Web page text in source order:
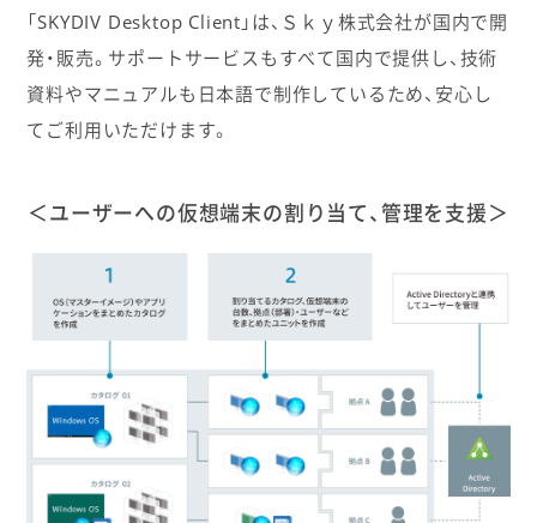
「SKYDIV Desktop Client」は、Ｓｋｙ株式会社が国内で開
発・販売。サポートサービスもすべて国内で提供し、技術
資料やマニュアルも日本語で制作しているため、安心し
てご利用いただけます。
＜ユーザーへの仮想端末の割り当て、管理を支援＞